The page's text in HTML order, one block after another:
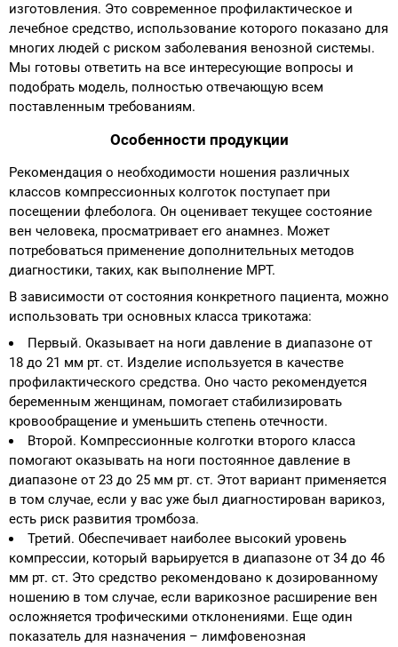
изготовления. Это современное профилактическое и
лечебное средство, использование которого показано для
многих людей с риском заболевания венозной системы.
Мы готовы ответить на все интересующие вопросы и
подобрать модель, полностью отвечающую всем
поставленным требованиям.
Особенности продукции
Рекомендация о необходимости ношения различных
классов компрессионных колготок поступает при
посещении флеболога. Он оценивает текущее состояние
вен человека, просматривает его анамнез. Может
потребоваться применение дополнительных методов
диагностики, таких, как выполнение МРТ.
В зависимости от состояния конкретного пациента, можно
использовать три основных класса трикотажа:
Первый. Оказывает на ноги давление в диапазоне от
18 до 21 мм рт. ст. Изделие используется в качестве
профилактического средства. Оно часто рекомендуется
беременным женщинам, помогает стабилизировать
кровообращение и уменьшить степень отечности.
Второй. Компрессионные колготки второго класса
помогают оказывать на ноги постоянное давление в
диапазоне от 23 до 25 мм рт. ст. Этот вариант применяется
в том случае, если у вас уже был диагностирован варикоз,
есть риск развития тромбоза.
Третий. Обеспечивает наиболее высокий уровень
компрессии, который варьируется в диапазоне от 34 до 46
мм рт. ст. Это средство рекомендовано к дозированному
ношению в том случае, если варикозное расширение вен
осложняется трофическими отклонениями. Еще один
показатель для назначения – лимфовенозная